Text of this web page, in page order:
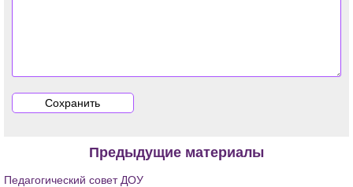
Предыдущие материалы
Педагогический совет ДОУ